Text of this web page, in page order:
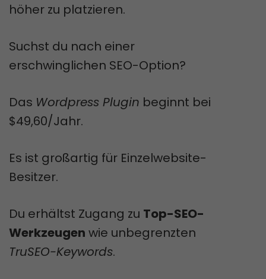
höher zu platzieren.
Suchst du nach einer
erschwinglichen SEO-Option?
Das Wordpress Plugin beginnt bei
$49,60/Jahr.
Es ist großartig für Einzelwebsite-
Besitzer.
Du erhältst Zugang zu Top-SEO-
Werkzeugen wie unbegrenzten
TruSEO-Keywords.